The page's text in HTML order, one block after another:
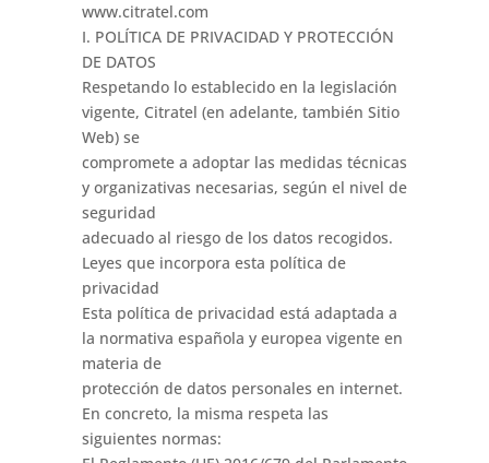
www.citratel.com
I. POLÍTICA DE PRIVACIDAD Y PROTECCIÓN
DE DATOS
Respetando lo establecido en la legislación
vigente, Citratel (en adelante, también Sitio
Web) se
compromete a adoptar las medidas técnicas
y organizativas necesarias, según el nivel de
seguridad
adecuado al riesgo de los datos recogidos.
Leyes que incorpora esta política de
privacidad
Esta política de privacidad está adaptada a
la normativa española y europea vigente en
materia de
protección de datos personales en internet.
En concreto, la misma respeta las
siguientes normas: